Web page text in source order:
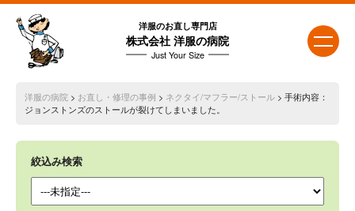
洋服のお直し専門店
株式会社 洋服の病院
Just Your Size
洋服の病院 > お直し・修理の事例 > ネクタイ/マフラー/ストール> 手術内容：
ジョンストンズのストールが裂けてしまいました。
絞込み検索